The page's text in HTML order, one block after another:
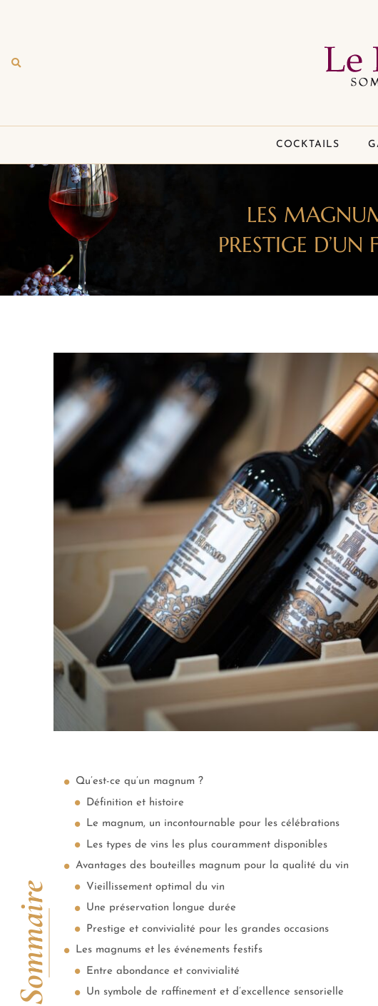
COCKTAILS
LES
PRESTIGE
Sommaire
Qu’est-ce qu’un magnum ?
Définition et histoire
Le magnum, un incontournable pour les célébrations
Les types de vins les plus couramment disponibles
Avantages des bouteilles magnum pour la qualité du vin
Vieillissement optimal du vin
Une préservation longue durée
Prestige et convivialité pour les grandes occasions
Les magnums et les événements festifs
Entre abondance et convivialité
Un symbole de raffinement et d’excellence sensorielle